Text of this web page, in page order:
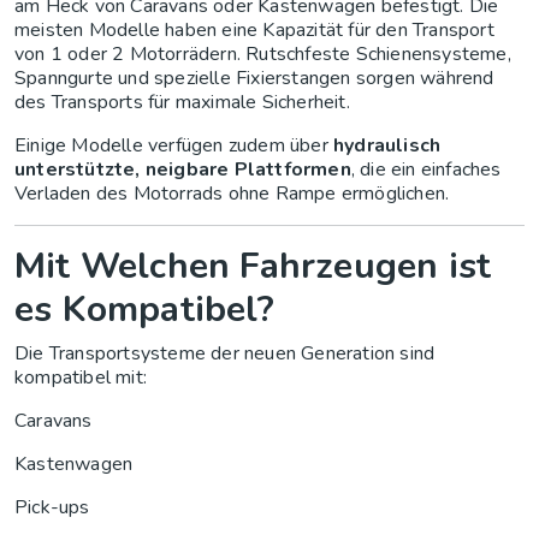
am Heck von Caravans oder Kastenwagen befestigt. Die
meisten Modelle haben eine Kapazität für den Transport
von 1 oder 2 Motorrädern. Rutschfeste Schienensysteme,
Spanngurte und spezielle Fixierstangen sorgen während
des Transports für maximale Sicherheit.
Einige Modelle verfügen zudem über hydraulisch
unterstützte, neigbare Plattformen, die ein einfaches
Verladen des Motorrads ohne Rampe ermöglichen.
Mit Welchen Fahrzeugen ist
es Kompatibel?
Die Transportsysteme der neuen Generation sind
kompatibel mit:
Caravans
Kastenwagen
Pick-ups